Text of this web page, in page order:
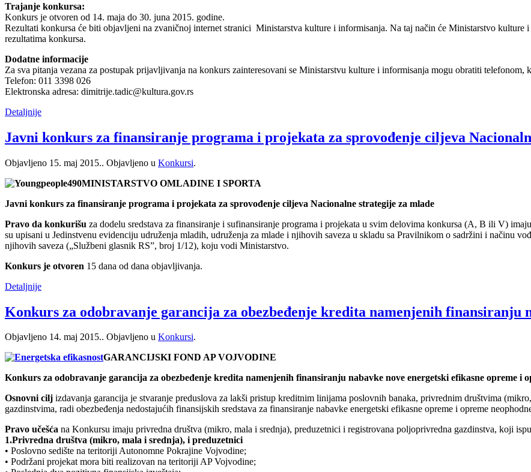
Trajanje konkursa:
Konkurs je otvoren od 14. maja do 30. juna 2015. godine.
Rezultati konkursa će biti objavljeni na zvaničnoj internet stranici Ministarstva kulture i informisanja. Na taj način će Ministarstvo kulture
rezultatima konkursa.
Dodatne informacije
Za sva pitanja vezana za postupak prijavljivanja na konkurs zainteresovani se Ministarstvu kulture i informisanja mogu obratiti telefonom,
Telefon: 011 3398 026
Elektronska adresa: dimitrije.tadic@kultura.gov.rs
Detaljnije
Javni konkurs za finansiranje programa i projekata za sprovođenje ciljeva
Objavljeno 15. maj 2015.. Objavljeno u Konkursi.
MINISTARSTVO OMLADINE I SPORTA
Javni konkurs za finansiranje programa i projekata za sprovođenje ciljeva Nacionalne strategije za mlade
Pravo da konkurišu za dodelu sredstava za finansiranje i sufinansiranje programa i projekata u svim delovima konkursa (A, B ili V)
su upisani u Jedinstvenu evidenciju udruženja mladih, udruženja za mlade i njihovih saveza u skladu sa Pravilnikom o sadržini i načinu
njihovih saveza („Službeni glasnik RS”, broj 1/12), koju vodi Ministarstvo.
Konkurs je otvoren 15 dana od dana objavljivanja.
Detaljnije
Konkurs za odobravanje garancija za obezbeđenje kredita namenjenih finansiranju
Objavljeno 14. maj 2015.. Objavljeno u Konkursi.
GARANCIJSKI FOND AP VOJVODINE
Konkurs za odobravanje garancija za obezbeđenje kredita namenjenih finansiranju nabavke nove energetski efikasne opreme i
Osnovni cilj izdavanja garancija je stvaranje preduslova za lakši pristup kreditnim linijama poslovnih banaka, privrednim društvima
gazdinstvima, radi obezbeđenja nedostajućih finansijskih sredstava za finansiranje nabavke energetski efikasne opreme i opreme
Pravo učešća na Konkursu imaju privredna društva (mikro, mala i srednja), preduzetnici i registrovana poljoprivredna gazdinstva, koji
1.Privredna društva (mikro, mala i srednja), i preduzetnici
• Poslovno sedište na teritoriji Autonomne Pokrajine Vojvodine;
• Podržani projekat mora biti realizovan na teritoriji AP Vojvodine;